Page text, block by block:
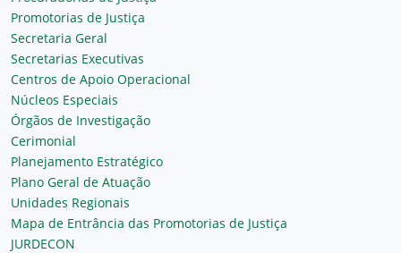
Promotorias de Justiça
Secretaria Geral
Secretarias Executivas
Centros de Apoio Operacional
Núcleos Especiais
Órgãos de Investigação
Cerimonial
Planejamento Estratégico
Plano Geral de Atuação
Unidades Regionais
Mapa de Entrância das Promotorias de Justiça
JURDECON